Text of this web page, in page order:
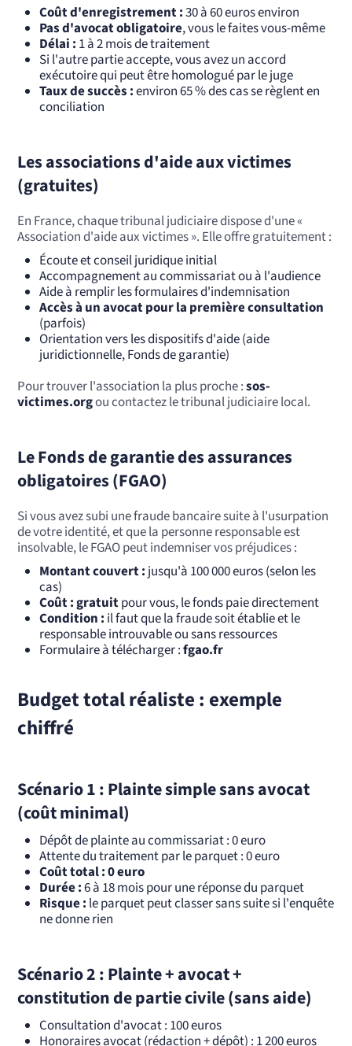
Coût d'enregistrement :30 à 60 euros environ
Pas d'avocat obligatoire, vous le faites vous-même
Délai : 1 à 2 mois de traitement
Si l'autre partie accepte, vous avez un accord
exécutoire qui peut être homologué par le juge
Taux de succès :environ 65 % des cas se règlent en
conciliation
Les associations d'aide aux victimes
(gratuites)
En France, chaque tribunal judiciaire dispose d'une «
Association d'aide aux victimes ». Elle offre gratuitement :
Écoute et conseil juridique initial
Accompagnement au commissariat ou à l'audience
Aide à remplir les formulaires d'indemnisation
Accès à un avocat pour la première consultation
(parfois)
Orientation vers les dispositifs d'aide (aide
juridictionnelle, Fonds de garantie)
Pour trouver l'association la plus proche :sos-
victimes.orgou contactez le tribunal judiciaire local.
Le Fonds de garantie des assurances
obligatoires (FGAO)
Si vous avez subi une fraude bancaire suite à l'usurpation
de votre identité, et que la personne responsable est
insolvable, le FGAO peut indemniser vos préjudices :
Montant couvert : jusqu'à 100 000 euros (selon les
cas)
Coût : gratuitpour vous, le fonds paie directement
Condition : il faut que la fraude soit établie et le
responsable introuvable ou sans ressources
Formulaire à télécharger :fgao.fr
Budget total réaliste : exemple
chiffré
Scénario 1 : Plainte simple sans avocat
(coût minimal)
Dépôt de plainte au commissariat : 0 euro
Attente du traitement par le parquet : 0 euro
Coût total : 0 euro
Durée :6 à 18 mois pour une réponse du parquet
Risque : le parquet peut classer sans suite si l'enquête
ne donne rien
Scénario 2 : Plainte + avocat +
constitution de partie civile (sans aide)
Consultation d'avocat : 100 euros
Honoraires avocat (rédaction + dépôt) : 1 200 euros